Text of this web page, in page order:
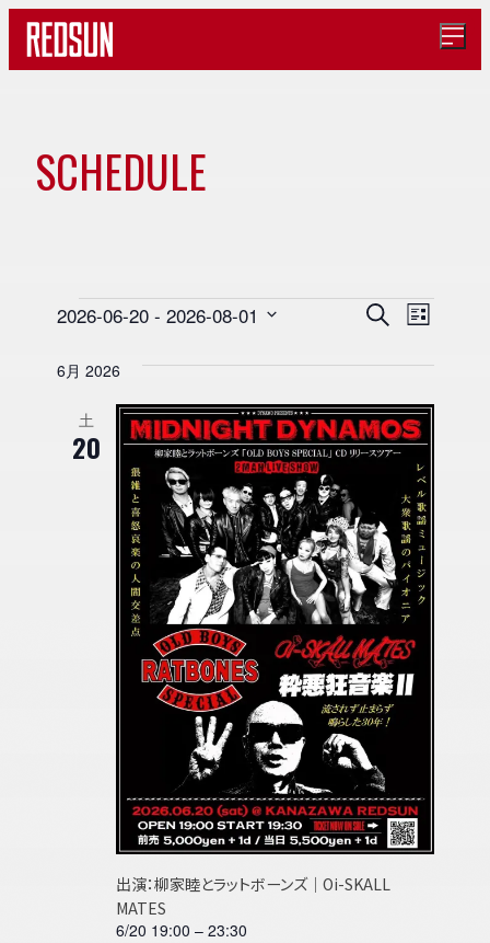
メ
イ
ン
ト
カ
SCHEDULE
イ
ベ
ン
イ
ベ
ト
を
検
索
し
て
ナ
ビ
ゲ
ー
シ
ョ
ン
検
イ
ト
ビ
ュ
ー
ナ
ビ
リ
ト
示
2026-06-20 - 2026-08-01
付
6月 2026
土
20
6/20 19:00 – 23:30
出演：柳家睦とラットボーンズ｜Oi-SKALL
MATES